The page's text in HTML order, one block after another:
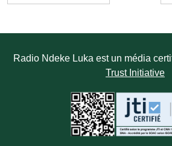
Radio Ndeke Luka est un média
Trust Initiative